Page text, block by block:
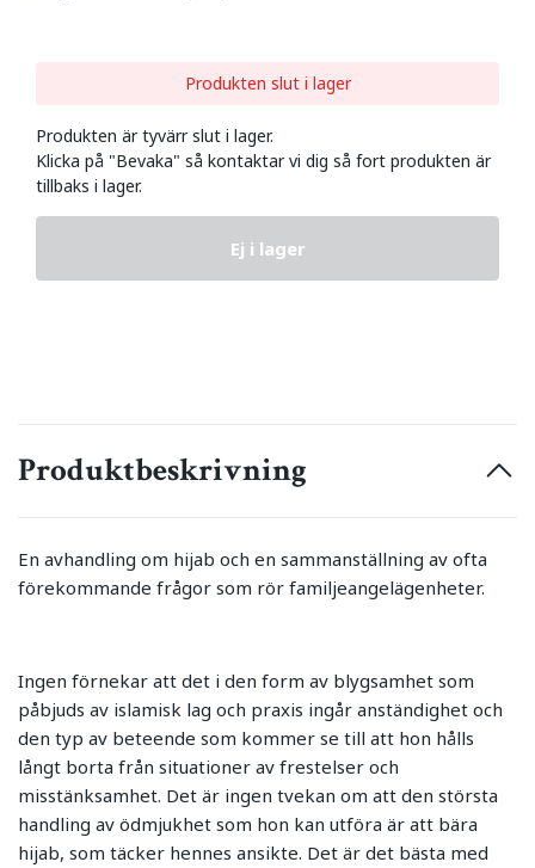
Produkten slut i lager
Produkten är tyvärr slut i lager.
Klicka på "Bevaka" så kontaktar vi dig så fort produkten är
tillbaks i lager.
Ej i lager
Produktbeskrivning
En avhandling om hijab och en sammanställning av ofta
förekommande frågor som rör familjeangelägenheter.
Ingen förnekar att det i den form av blygsamhet som
påbjuds av islamisk lag och praxis ingår anständighet och
den typ av beteende som kommer se till att hon hålls
långt borta från situationer av frestelser och
misstänksamhet. Det är ingen tvekan om att den största
handling av ödmjukhet som hon kan utföra är att bära
hijab, som täcker hennes ansikte. Det är det bästa med